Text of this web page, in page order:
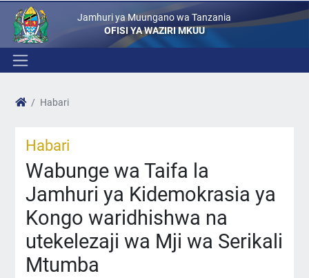
Jamhuri ya Muungano wa Tanzania
OFISI YA WAZIRI MKUU
Habari
Habari
Wabunge wa Taifa la
Jamhuri ya Kidemokrasia ya
Kongo waridhishwa na
utekelezaji wa Mji wa Serikali
Mtumba